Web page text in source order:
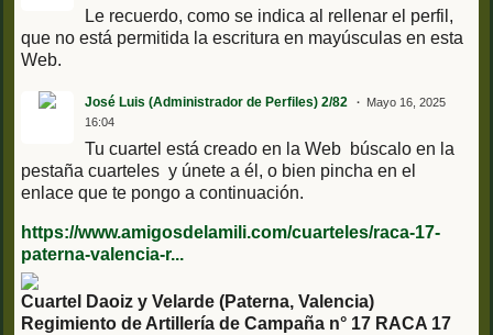
Le recuerdo, como se indica al rellenar el perfil,
que no está permitida la escritura en mayúsculas en esta
Web.
José Luis (Administrador de Perfiles) 2/82
Mayo 16, 2025
16:04
Tu cuartel está creado en la Web búscalo en la
pestaña cuarteles y únete a él, o bien pincha en el
enlace que te pongo a continuación.
https://www.amigosdelamili.com/cuarteles/raca-17-
paterna-valencia-r...
Cuartel Daoiz y Velarde (Paterna, Valencia)
Regimiento de Artillería de Campaña n° 17 RACA 17